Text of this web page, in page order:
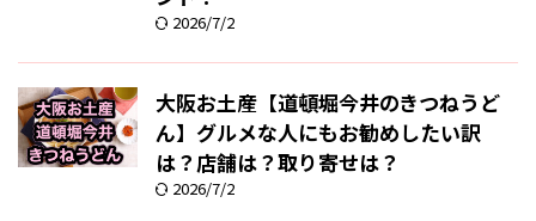
2026/7/2
大阪お土産【道頓堀今井のきつねうど
ん】グルメな人にもお勧めしたい訳
は？店舗は？取り寄せは？
2026/7/2